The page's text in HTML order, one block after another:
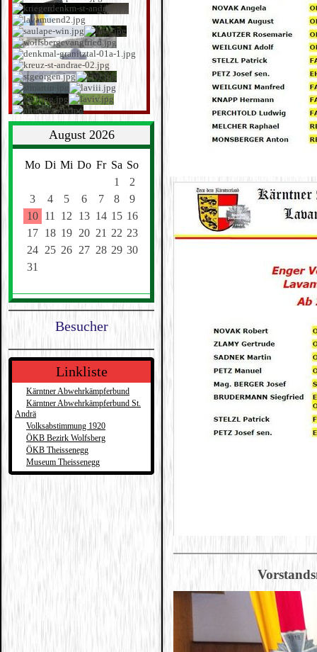
August 2026
Mo Di Mi Do Fr Sa So
1
2
3
4 5 6 7 8
9
10
11 12 13 14 15 16
17
18 19 20 21 22 23
24
25 26 27 28 29 30
31
Besucher
Linkliste
Kärntner Abwehrkämpferbund
Kärntner Abwehrkämpferbund St.
Andrä
Volksabstimmung 1920
ÖKB Bezirk Wolfsberg
ÖKB Theissenegg
Museum Theissenegg